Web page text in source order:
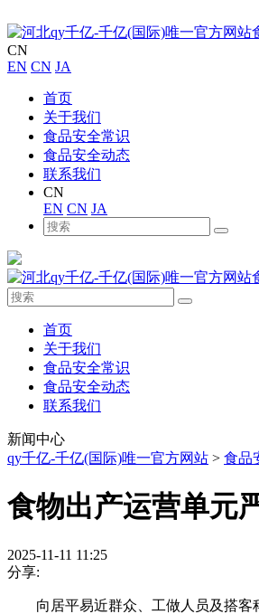
CN
EN CN JA
首页
关于我们
食品安全常识
食品安全动态
联系我们
CN
EN CN JA
首页
关于我们
食品安全常识
食品安全动态
联系我们
新闻中心
qy千亿-千亿(国际)唯一官方网站 > 食品
食物出产运营单元
2025-11-11 11:25
分享:
向居平易近群众、工做人员及搭客科